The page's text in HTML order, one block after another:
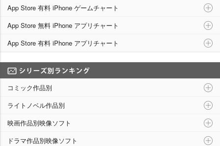
App Store 有料 iPhone ゲームチャート
App Store 無料 iPhone アプリチャート
App Store 有料 iPhone アプリチャート
コミック作品別
ライトノベル作品別
映画作品別映像ソフト
ドラマ作品別映像ソフト